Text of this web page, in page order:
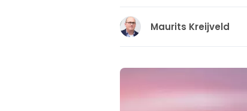
Maurits Kreijveld